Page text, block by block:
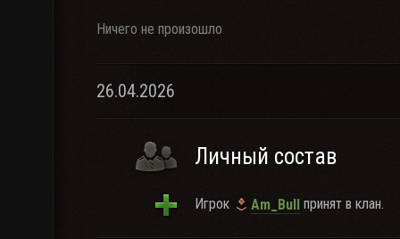
Ничего не произошло
26.04.2026
Личный состав
Игрок Am_Bull принят в клан.